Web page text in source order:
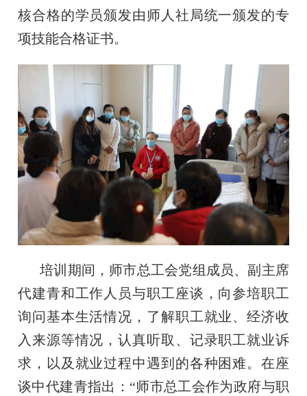
核合格的学员颁发由师人社局统一颁发的专
项技能合格证书。
培训期间，师市总工会党组成员、副主席
代建青和工作人员与职工座谈，向参培职工
询问基本生活情况，了解职工就业、经济收
入来源等情况，认真听取、记录职工就业诉
求，以及就业过程中遇到的各种困难。在座
谈中代建青指出：“师市总工会作为政府与职